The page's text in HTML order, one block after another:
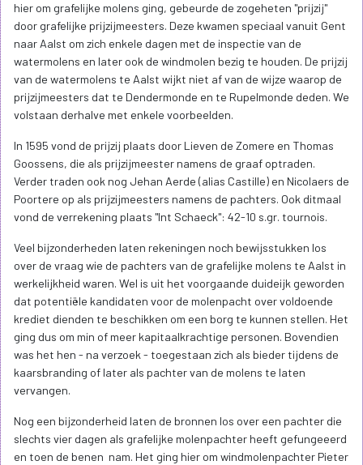
hier om grafelijke molens ging, gebeurde de zogeheten "prijzij"
door grafelijke prijzijmeesters. Deze kwamen speciaal vanuit Gent
naar Aalst om zich enkele dagen met de inspectie van de
watermolens en later ook de windmolen bezig te houden. De prijzij
van de watermolens te Aalst wijkt niet af van de wijze waarop de
prijzijmeesters dat te Dendermonde en te Rupelmonde deden. We
volstaan derhalve met enkele voorbeelden.
In 1595 vond de prijzij plaats door Lieven de Zomere en Thomas
Goossens, die als prijzijmeester namens de graaf optraden.
Verder traden ook nog Jehan Aerde (alias Castille) en Nicolaers de
Poortere op als prijzijmeesters namens de pachters. Ook ditmaal
vond de verrekening plaats "Int Schaeck": 42-10 s.gr. tournois.
Veel bijzonderheden laten rekeningen noch bewijsstukken los
over de vraag wie de pachters van de grafelijke molens te Aalst in
werkelijkheid waren. Wel is uit het voorgaande duideijk geworden
dat potentiële kandidaten voor de molenpacht over voldoende
krediet dienden te beschikken om een borg te kunnen stellen. Het
ging dus om min of meer kapitaalkrachtige personen. Bovendien
was het hen - na verzoek - toegestaan zich als bieder tijdens de
kaarsbranding of later als pachter van de molens te laten
vervangen.
Nog een bijzonderheid laten de bronnen los over een pachter die
slechts vier dagen als grafelijke molenpachter heeft gefungeeerd
en toen de benen nam. Het ging hier om windmolenpachter Pieter